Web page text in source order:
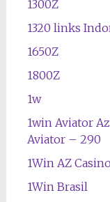
1300Z
1320 links
1650Z
1800Z
1w
1win Aviator
Aviator – 290
1Win AZ Casino
1Win Brasil